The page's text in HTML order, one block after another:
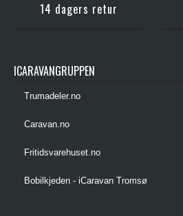
14 dagers retur
ICARAVANGRUPPEN
Trumadeler.no
Caravan.no
Fritidsvarehuset.no
Bobilkjeden - iCaravan Tromsø